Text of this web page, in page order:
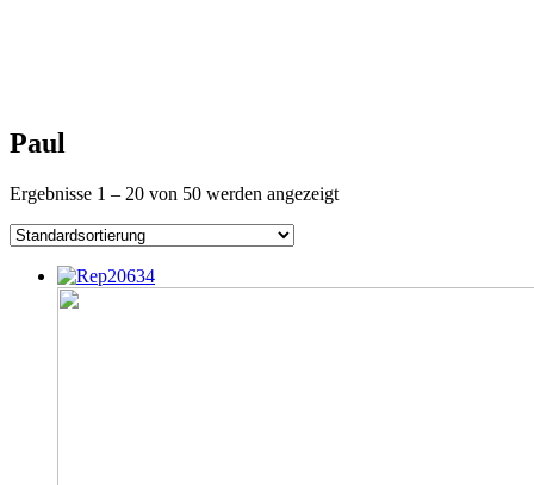
Paul
Ergebnisse 1 – 20 von 50 werden angezeigt